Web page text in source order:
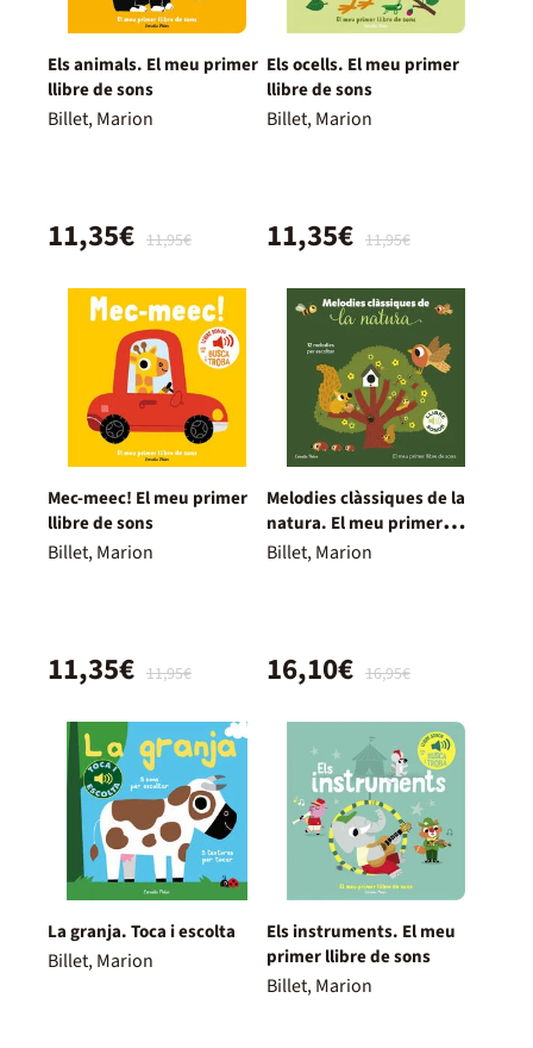
Els animals. El meu primer
llibre de sons
Billet, Marion
11,95€
11,35€
Els ocells. El meu primer
llibre de sons
Billet, Marion
11,95€
11,35€
Mec-meec! El meu primer
llibre de sons
Billet, Marion
11,95€
11,35€
Melodies clàssiques de la
natura. El meu primer
llibre de sons
Billet, Marion
16,95€
16,10€
La granja. Toca i escolta
Billet, Marion
Els instruments. El meu
primer llibre de sons
Billet, Marion